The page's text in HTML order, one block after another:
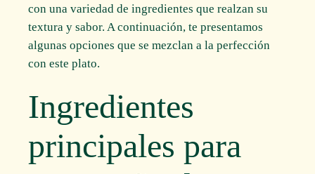
con una variedad de ingredientes que realzan su
textura y sabor. A continuación, te presentamos
algunas opciones que se mezclan a la perfección
con este plato.
Ingredientes
principales para